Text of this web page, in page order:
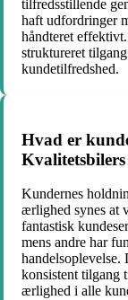
tilfredsstillende
haft udfordringer
håndteret
struktureret
kundetilfredshed.
Hvad er
Kundernes
ærlighed synes at
fantastisk
mens andre har
handelsoplevelse.
konsistent tilgang
ærlighed i alle